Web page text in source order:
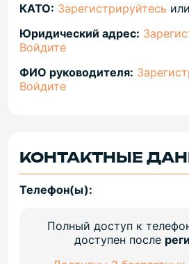
КАТО: Зарегистрируйтесь или
Юридический адрес:
Войдите
ФИО руководителя:
Войдите
КОНТАКТНЫЕ
Телефон(ы):
Полный доступ к
доступен после